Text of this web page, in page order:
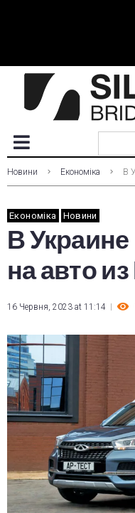
Новини Економіка В
Економіка Новини
В Украине
на авто
16 Червня, 2023 at 11:14